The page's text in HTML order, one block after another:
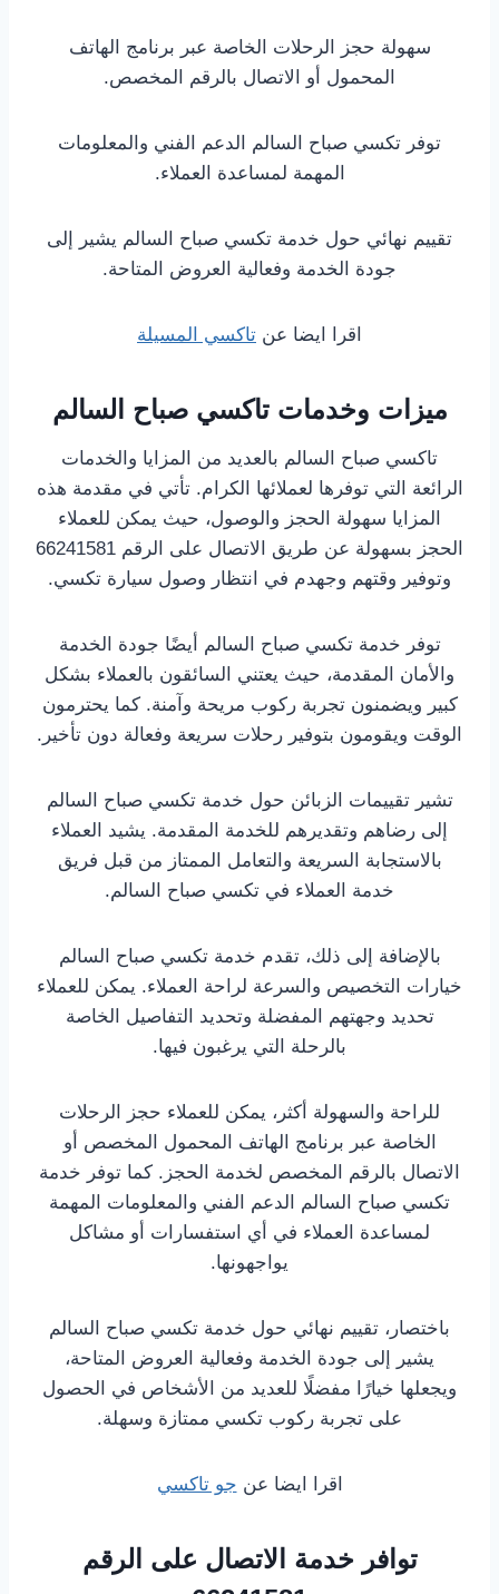
سهولة حجز الرحلات الخاصة عبر برنامج الهاتف
المحمول أو الاتصال بالرقم المخصص.
توفر تكسي صباح السالم الدعم الفني والمعلومات
المهمة لمساعدة العملاء.
تقييم نهائي حول خدمة تكسي صباح السالم يشير إلى
جودة الخدمة وفعالية العروض المتاحة.
اقرا ايضا عن تاكسي المسيلة
ميزات وخدمات تاكسي صباح السالم
تاكسي صباح السالم بالعديد من المزايا والخدمات
الرائعة التي توفرها لعملائها الكرام. تأتي في مقدمة هذه
المزايا سهولة الحجز والوصول، حيث يمكن للعملاء
الحجز بسهولة عن طريق الاتصال على الرقم 66241581
وتوفير وقتهم وجهدم في انتظار وصول سيارة تكسي.
توفر خدمة تكسي صباح السالم أيضًا جودة الخدمة
والأمان المقدمة، حيث يعتني السائقون بالعملاء بشكل
كبير ويضمنون تجربة ركوب مريحة وآمنة. كما يحترمون
الوقت ويقومون بتوفير رحلات سريعة وفعالة دون تأخير.
تشير تقييمات الزبائن حول خدمة تكسي صباح السالم
إلى رضاهم وتقديرهم للخدمة المقدمة. يشيد العملاء
بالاستجابة السريعة والتعامل الممتاز من قبل فريق
خدمة العملاء في تكسي صباح السالم.
بالإضافة إلى ذلك، تقدم خدمة تكسي صباح السالم
خيارات التخصيص والسرعة لراحة العملاء. يمكن للعملاء
تحديد وجهتهم المفضلة وتحديد التفاصيل الخاصة
بالرحلة التي يرغبون فيها.
للراحة والسهولة أكثر، يمكن للعملاء حجز الرحلات
الخاصة عبر برنامج الهاتف المحمول المخصص أو
الاتصال بالرقم المخصص لخدمة الحجز. كما توفر خدمة
تكسي صباح السالم الدعم الفني والمعلومات المهمة
لمساعدة العملاء في أي استفسارات أو مشاكل
يواجهونها.
باختصار، تقييم نهائي حول خدمة تكسي صباح السالم
يشير إلى جودة الخدمة وفعالية العروض المتاحة،
ويجعلها خيارًا مفضلًا للعديد من الأشخاص في الحصول
على تجربة ركوب تكسي ممتازة وسهلة.
اقرا ايضا عن جو تاكسي
توافر خدمة الاتصال على الرقم